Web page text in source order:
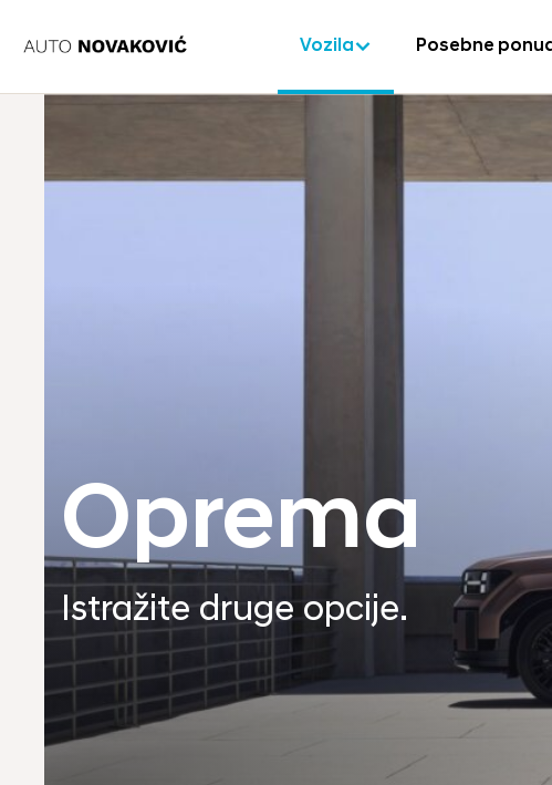
Vozila Posebne
Oprema
Istražite druge opcije.